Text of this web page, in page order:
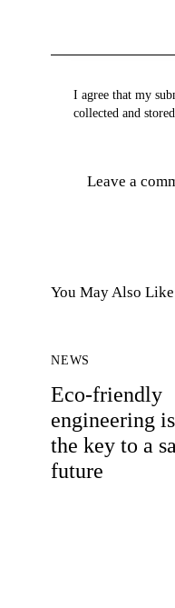
I agree that my
collected and stored
You May Also Like
NEWS
Eco-friendly
engineering is
the key to a
future